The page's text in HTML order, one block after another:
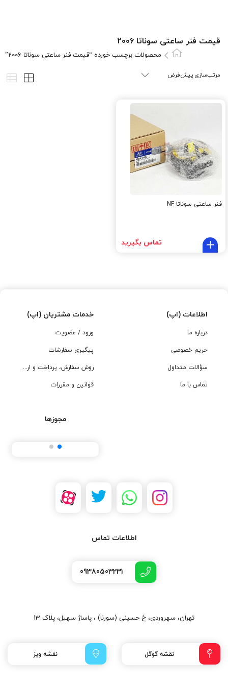
قیمت فنر ساعتی سوناتا 2006
محصولات برچسب خورده “قیمت فنر ساعتی سوناتا 2006”
فنر ساعتی سوناتا NF
تماس بگیرید
اطلاعات (اپ)
درباره ما
حریم خصوصی
سؤالات متداول
تماس با ما
خدمات مشتریان (اپ)
ورود / عضویت
پیگیری سفارشات
روش سفارش، پرداخت و ارسال
قوانین و مقررات
مجوزها
اطلاعات تماس
09380503231
تهران، سهروردی، خ حسینی (سورنا) ، پاساژ سهیل، پلاک 13
نقشه گوگل نقشه ویز